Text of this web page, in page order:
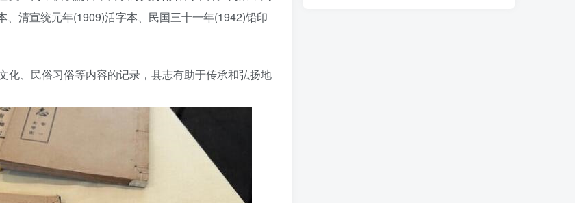
清宣统元年(1909)活字本、民国三十一年(1942)铅印
、民俗习俗等内容的记录，县志有助于传承和弘扬地